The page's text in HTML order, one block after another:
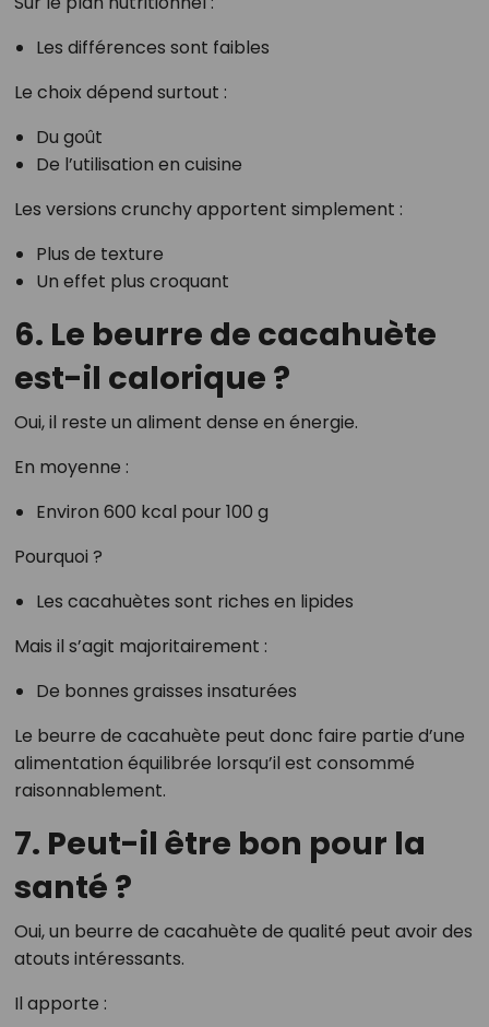
Les différences sont faibles
Le choix dépend surtout :
Du goût
De l’utilisation en cuisine
Les versions crunchy apportent simplement :
Plus de texture
Un effet plus croquant
6. Le beurre de cacahuète
est-il calorique ?
Oui, il reste un aliment dense en énergie.
En moyenne :
Environ 600 kcal pour 100 g
Pourquoi ?
Les cacahuètes sont riches en lipides
Mais il s’agit majoritairement :
De bonnes graisses insaturées
Le beurre de cacahuète peut donc faire partie d’une
alimentation équilibrée lorsqu’il est consommé
raisonnablement.
7. Peut-il être bon pour la
santé ?
Oui, un beurre de cacahuète de qualité peut avoir des
atouts intéressants.
Il apporte :